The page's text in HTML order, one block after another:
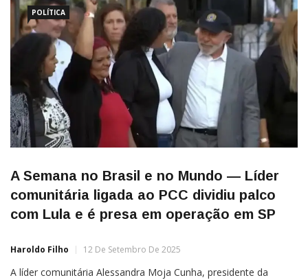
POLÍTICA
A Semana no Brasil e no Mundo — Líder
comunitária ligada ao PCC dividiu palco
com Lula e é presa em operação em SP
Haroldo Filho 12 De Setembro De 2025
A líder comunitária Alessandra Moja Cunha, presidente da